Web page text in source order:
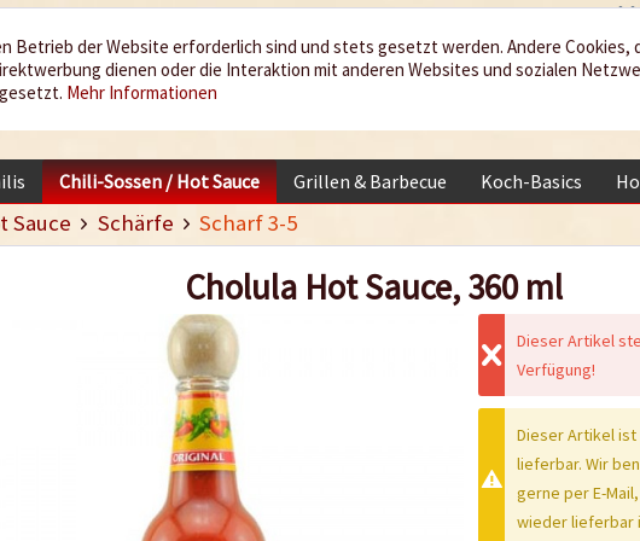
Chili-Sossen / Hot Sauce Grillen & Barbecue Koch-Basics
Sauce Schärfe Scharf 3-5
Cholula Hot Sauce, 360 ml
Dieser Artikel
Verfügung!
Dieser Artikel
lieferbar. Wir
gerne per E-
wieder lieferbar
Betrieb der Website erforderlich sind und stets gesetzt werden. Andere Cookies,
dienen oder die Interaktion mit anderen Websites und sozialen
Mehr Informationen